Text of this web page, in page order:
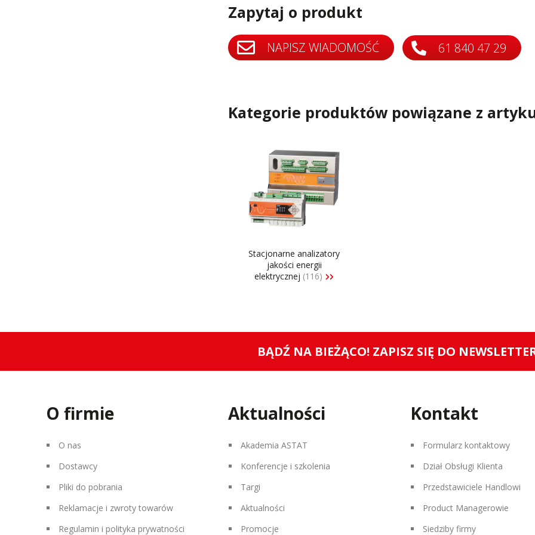
Zapytaj o produkt
NAPISZ WIADOMOŚĆ 61 840 47 29
Kategorie produktów powiązane z
Stacjonarne analizatory
jakości energii
elektrycznej (116)
BĄDŹ NA BIEŻĄCO! ZAPISZ SIĘ DO
O firmie
O nas
Dostawcy
Pliki do pobrania
Reklamacje i zwroty towarów
Regulamin i polityka prywatności
Aktualności
Akademia ASTAT
Konferencje i szkolenia
Targi
Aktualności
Promocje
Kontakt
Formularz kontaktowy
Dział Obsługi Klienta
Przedstawiciele Handlowi
Product Managerowie
Siedziby firmy